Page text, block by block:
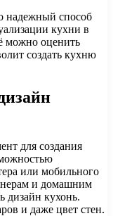
надежный способ
кухни в
можно оценить
создать кухню
для создания
или мобильного
и домашним
дизайн кухонь.
и даже цвет стен.